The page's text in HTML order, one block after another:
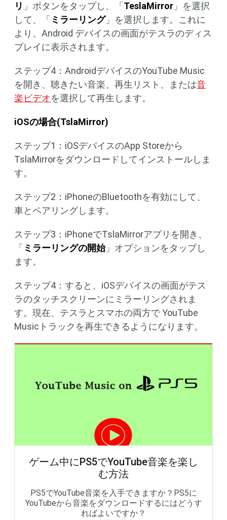
リ 」ボタンをタップし、「 TeslaMirror 」を選択
して、「 ミラーリング」を選択します。これに
より、Android デバイスの画面がテスラのディス
プレイに表示されます。
ステップ4：AndroidデバイスのYouTube Music
を開き、聴きたい音楽、再生リスト、または音
楽ビデオを選択して再生します。
iOSの場合(TslaMirror)
ステップ1：iOSデバイスのApp Storeから
TslaMirrorをダウンロードしてインストールしま
す。
ステップ2：iPhoneのBluetoothを有効にして、
車とペアリングします。
ステップ3：iPhoneでTslaMirrorアプリを開き、
「 ミラーリングの開始」オプションをタップし
ます。
ステップ4：すると、iOSデバイスの画面がテス
ラのタッチスクリーンにミラーリングされま
す。現在、テスラとスマホの両方で YouTube
Musicトラックを再生できるようになります。
ゲーム中にPS5でYouTube音楽を楽し
む方法
PS5でYouTube音楽を入手できますか？PS5に
YouTubeから音楽をダウンロードするにはどうす
ればよいですか？